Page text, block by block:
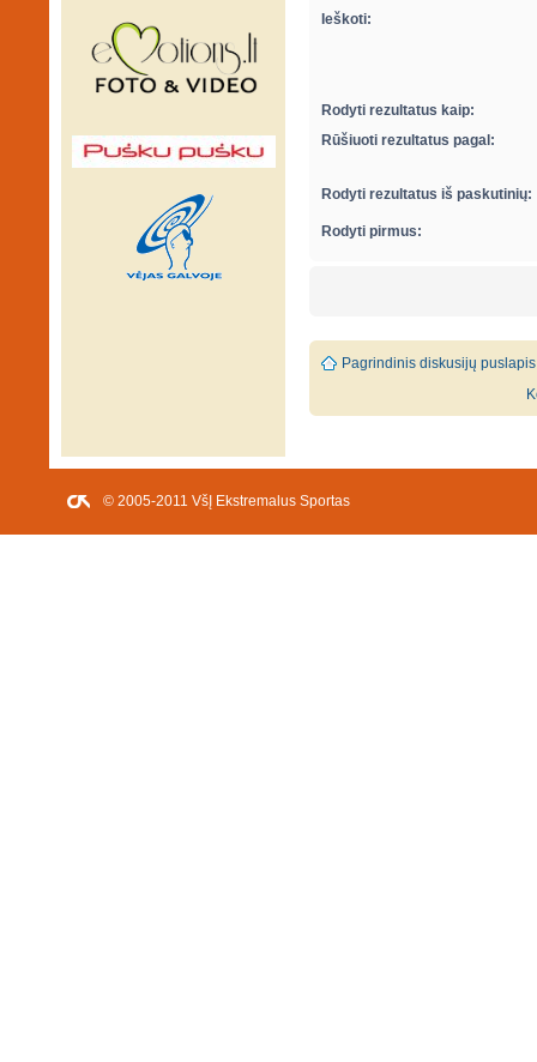
Ieškoti:
Rodyti rezultatus kaip:
Rūšiuoti rezultatus pagal:
Rodyti rezultatus iš paskutinių:
Rodyti pirmus:
Pagrindinis diskusijų puslapis
© 2005-2011 VšĮ Ekstremalus Sportas